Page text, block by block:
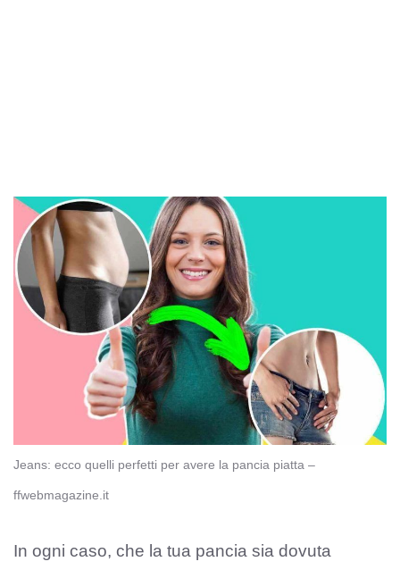
Jeans: ecco quelli perfetti per avere la pancia piatta –
ffwebmagazine.it
In ogni caso, che la tua pancia sia dovuta